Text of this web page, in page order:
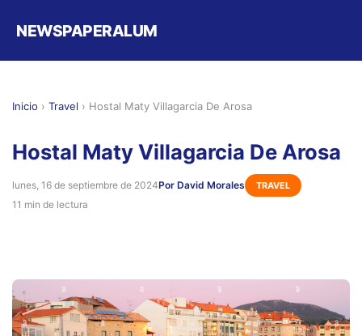
NEWSPAPERALUM
Inicio › Travel › Hostal Maty Villagarcia De Arosa
Hostal Maty Villagarcia De Arosa
lunes, 16 de septiembre de 2024Por David Morales TRAVEL
11 min de lectura